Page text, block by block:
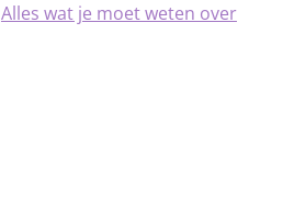
Alles wat je moet weten over